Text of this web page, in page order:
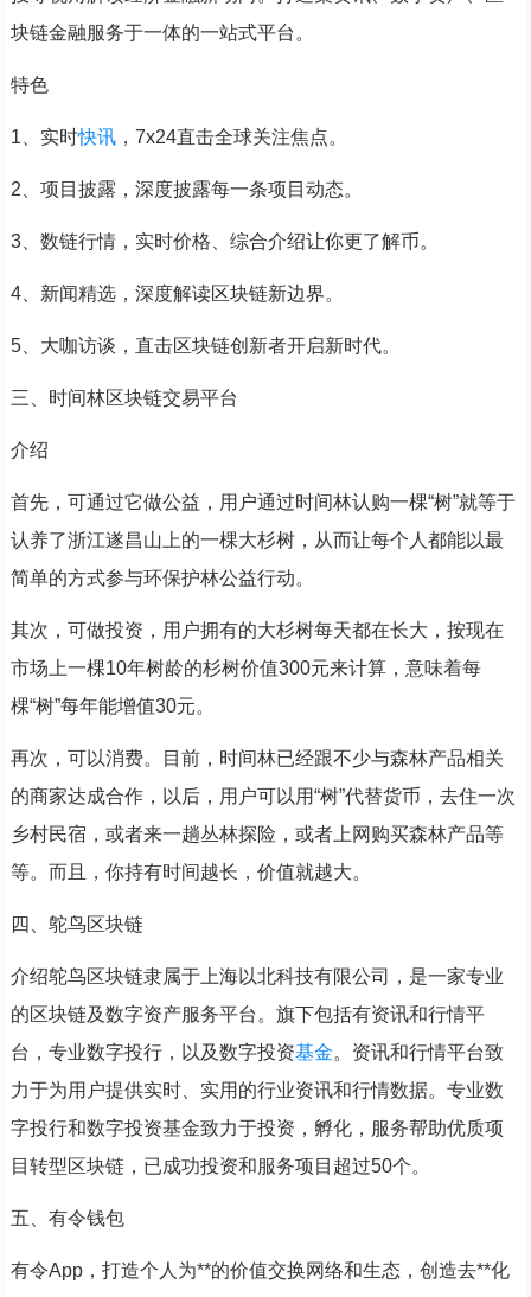
块链金融服务于一体的一站式平台。
特色
1、实时快讯，7x24直击全球关注焦点。
2、项目披露，深度披露每一条项目动态。
3、数链行情，实时价格、综合介绍让你更了解币。
4、新闻精选，深度解读区块链新边界。
5、大咖访谈，直击区块链创新者开启新时代。
三、时间林区块链交易平台
介绍
首先，可通过它做公益，用户通过时间林认购一棵“树”就等于
认养了浙江遂昌山上的一棵大杉树，从而让每个人都能以最
简单的方式参与环保护林公益行动。
其次，可做投资，用户拥有的大杉树每天都在长大，按现在
市场上一棵10年树龄的杉树价值300元来计算，意味着每
棵“树”每年能增值30元。
再次，可以消费。目前，时间林已经跟不少与森林产品相关
的商家达成合作，以后，用户可以用“树”代替货币，去住一次
乡村民宿，或者来一趟丛林探险，或者上网购买森林产品等
等。而且，你持有时间越长，价值就越大。
四、鸵鸟区块链
介绍鸵鸟区块链隶属于上海以北科技有限公司，是一家专业
的区块链及数字资产服务平台。旗下包括有资讯和行情平
台，专业数字投行，以及数字投资基金。资讯和行情平台致
力于为用户提供实时、实用的行业资讯和行情数据。专业数
字投行和数字投资基金致力于投资，孵化，服务帮助优质项
目转型区块链，已成功投资和服务项目超过50个。
五、有令钱包
有令App，打造个人为**的价值交换网络和生态，创造去**化